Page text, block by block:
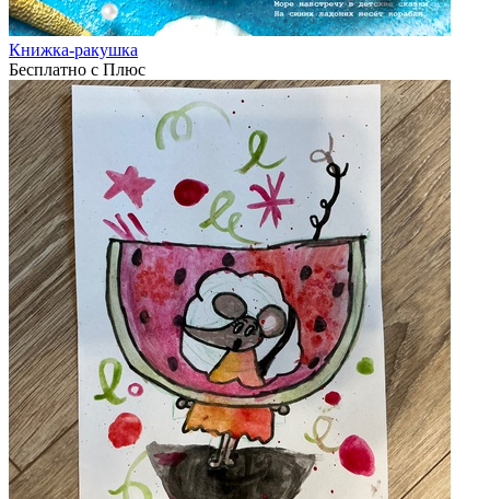
Книжка-ракушка
Бесплатно с Плюс